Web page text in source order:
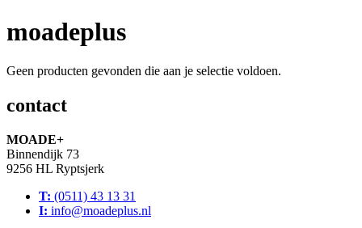
moadeplus
Geen producten gevonden die aan je selectie voldoen.
contact
MOADE+
Binnendijk 73
9256 HL Ryptsjerk
T: (0511) 43 13 31
I: info@moadeplus.nl